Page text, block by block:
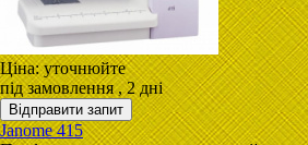
Ціна:уточнюйте
під замовлення, 2 дні
Janome 415